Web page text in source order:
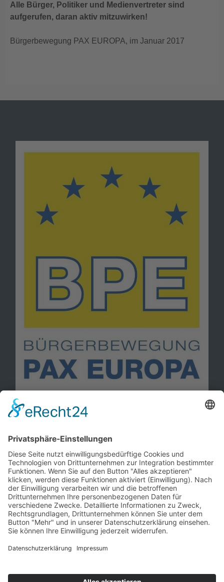
Alle Bürger, Politiker und Medienvertreter sind
aufgerufen, daran aktiv mitzuwirken!
Bürgerbewegung PAX EUROPA, im Januar 2017
Kontakt
Mitglied werden!
Impressum
Datenschutz
Copyright 2023. All rights reserved.